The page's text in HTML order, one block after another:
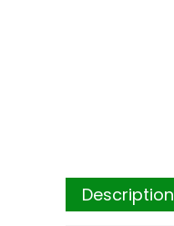
Description